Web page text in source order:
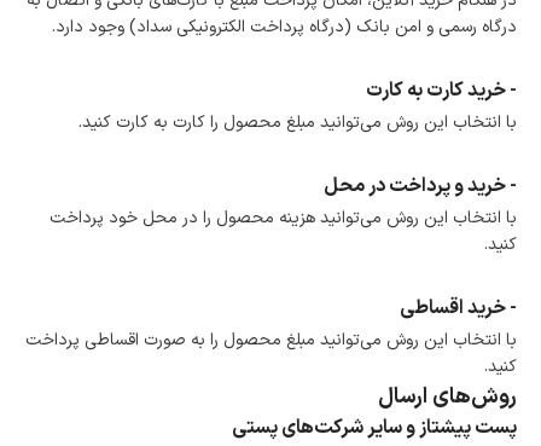
وجود دارد.
امکان پرداخت اقساطی
است.
ضمانت اصالت کالا
گارانتی معتبر برای تمامی محصولات ارائه می‌شود.
درگاه رسمی و امن بانک (درگاه پرداخت الکترونیکی سداد) وجود دارد.
- خرید کارت به کارت
با انتخاب این روش می‌توانید مبلغ محصول را کارت به کارت کنید.
- خرید و پرداخت در محل
با انتخاب این روش می‌توانید هزینه محصول را در محل خود پرداخت
کنید.
- خرید اقساطی
با انتخاب این روش می‌توانید مبلغ محصول را به صورت اقساطی پرداخت
کنید.
روش‌های ارسال
پست پیشتاز و سایر شرکت‌های پستی